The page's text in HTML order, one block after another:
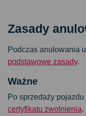
Zasady
Podczas anulowania
podstawowe zasady.
Ważne
Po sprzedaży
certyfikatu zwolnienia.